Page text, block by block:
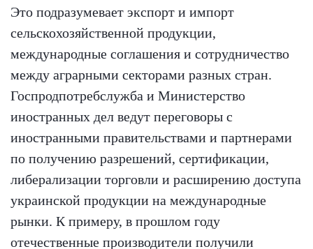
Это подразумевает экспорт и импорт
сельскохозяйственной продукции,
международные соглашения и сотрудничество
между аграрными секторами разных стран.
Госпродпотребслужба и Министерство
иностранных дел ведут переговоры с
иностранными правительствами и партнерами
по получению разрешений, сертификации,
либерализации торговли и расширению доступа
украинской продукции на международные
рынки. К примеру, в прошлом году
отечественные производители получили